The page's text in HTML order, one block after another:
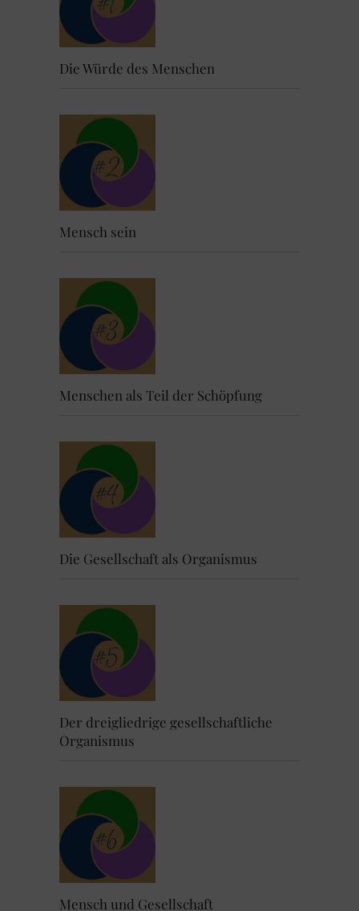
Die Würde des Menschen
Mensch sein
Menschen als Teil der Schöpfung
Die Gesellschaft als Organismus
Der dreigliedrige gesellschaftliche
Organismus
Mensch und Gesellschaft